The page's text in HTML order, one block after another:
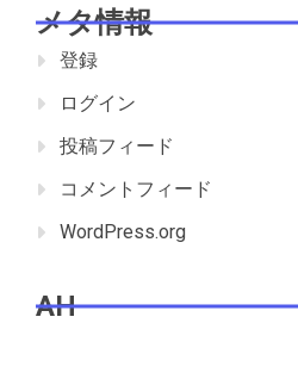
メタ情報
登録
ログイン
投稿フィード
コメントフィード
WordPress.org
AH